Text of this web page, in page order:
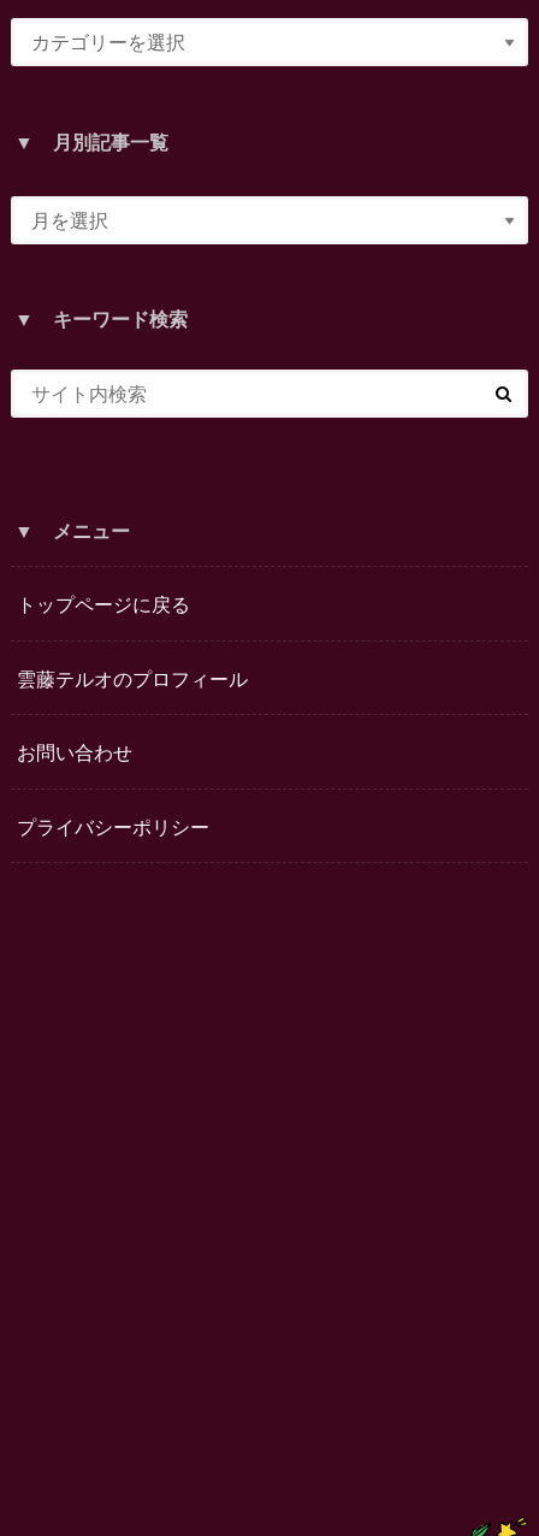
▼ 月別記事一覧
▼ キーワード検索
▼ メニュー
トップページに戻る
雲藤テルオのプロフィール
お問い合わせ
プライバシーポリシー